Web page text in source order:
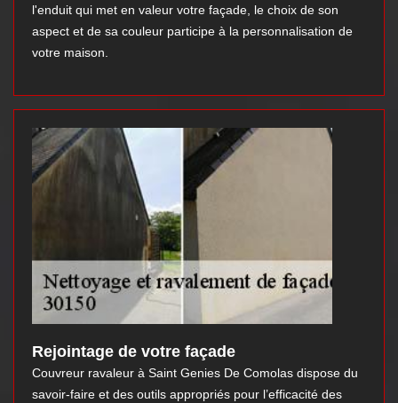
l'enduit qui met en valeur votre façade, le choix de son
aspect et de sa couleur participe à la personnalisation de
votre maison.
Rejointage de votre façade
Couvreur ravaleur à Saint Genies De Comolas dispose du
savoir-faire et des outils appropriés pour l’efficacité des